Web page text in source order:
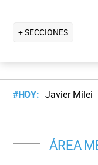
+ SECCIONES
#HOY: Javier Milei
ÁREA